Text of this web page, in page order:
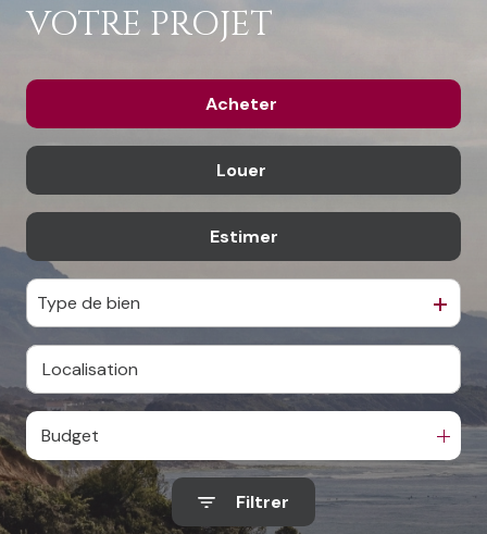
VOTRE PROJET
Acheter
Du neuf
Louer
Estimer
Type de bien
Budget
Filtrer